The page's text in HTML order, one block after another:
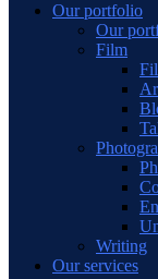
Our portfolio
Our
Film
Writing
Our services